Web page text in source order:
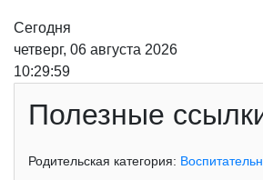
Сегодня
четверг, 06 августа 2026
10:30:00
Полезные
Родительская категория: